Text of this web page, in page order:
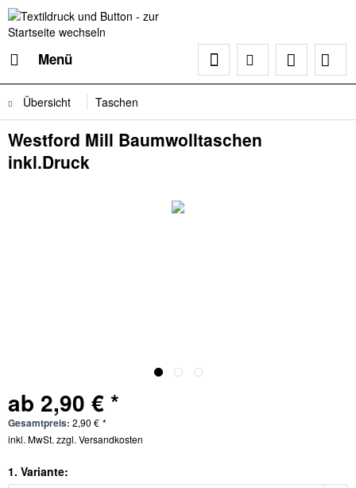
Menü
Übersicht Taschen
Westford Mill Baumwolltaschen
inkl.Druck
ab 2,90 € *
Gesamtpreis: 2,90 € *
inkl. MwSt. zzgl. Versandkosten
1. Variante: